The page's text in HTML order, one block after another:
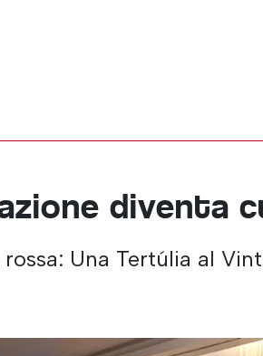
diventa
Una Tertúlia al